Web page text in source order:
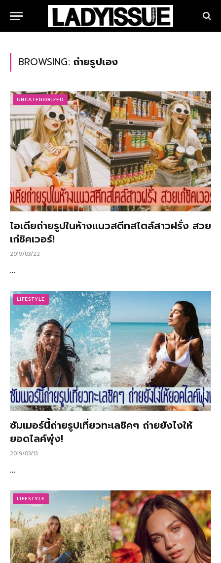
BROWSING: ถ่ายรูปเอง
UNCATEGORIZED
ไอเดียถ่ายรูปในห้างแนวสตีทสไตล์สาวฝรั่ง สวย
เก๋ชิคเวอร์!
2019/03/22
…
LIFESTYLE
ซัมเมอร์นี้ถ่ายรูปเที่ยวทะเลชิคๆ ถ่ายยังไงให้
ยอดไลค์พุ่ง!
2019/03/13
…
LIFESTYLE